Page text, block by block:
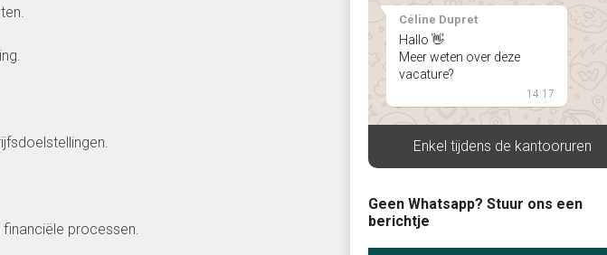
processen.
Céline Dupret
Hallo 👋
Meer weten over deze
vacature?
14:17
Enkel tijdens de kantooruren
Geen Whatsapp? Stuur ons een
berichtje